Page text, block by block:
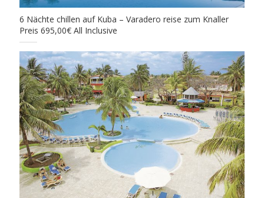
6 Nächte chillen auf Kuba – Varadero reise zum Knaller
Preis 695,00€ All Inclusive